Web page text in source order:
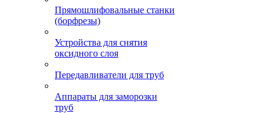
Прямошлифовальные станки
(борфрезы)
Устройства для снятия
оксидного слоя
Передавливатели для труб
Аппараты для заморозки
труб